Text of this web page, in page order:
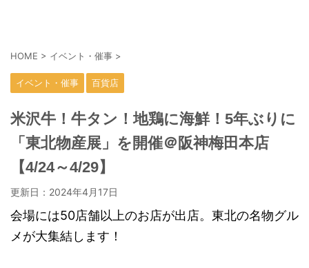
HOME > イベント・催事 >
イベント・催事 百貨店
米沢牛！牛タン！地鶏に海鮮！5年ぶりに
「東北物産展」を開催＠阪神梅田本店
【4/24～4/29】
更新日： 2024年4月17日
会場には50店舗以上のお店が出店。東北の名物グル
メが大集結します！